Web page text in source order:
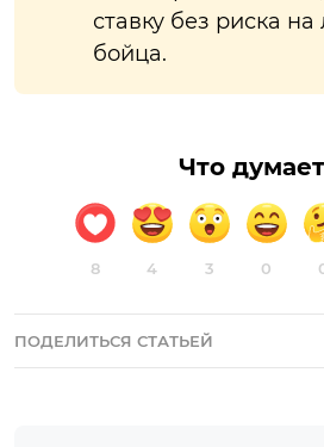
ставку без риска
бойца.
Что
8 4 3 0
ПОДЕЛИТЬСЯ СТАТЬЕЙ